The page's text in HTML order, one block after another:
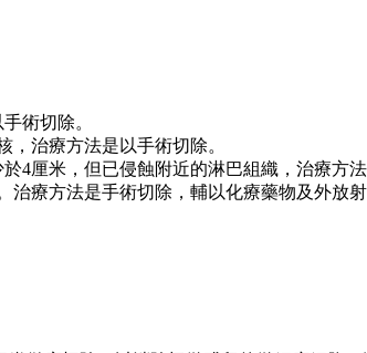
術切除。
治療方法是以手術切除。
4厘米，但已侵蝕附近的淋巴組織，治療方
療方法是手術切除，輔以化療藥物及外放射